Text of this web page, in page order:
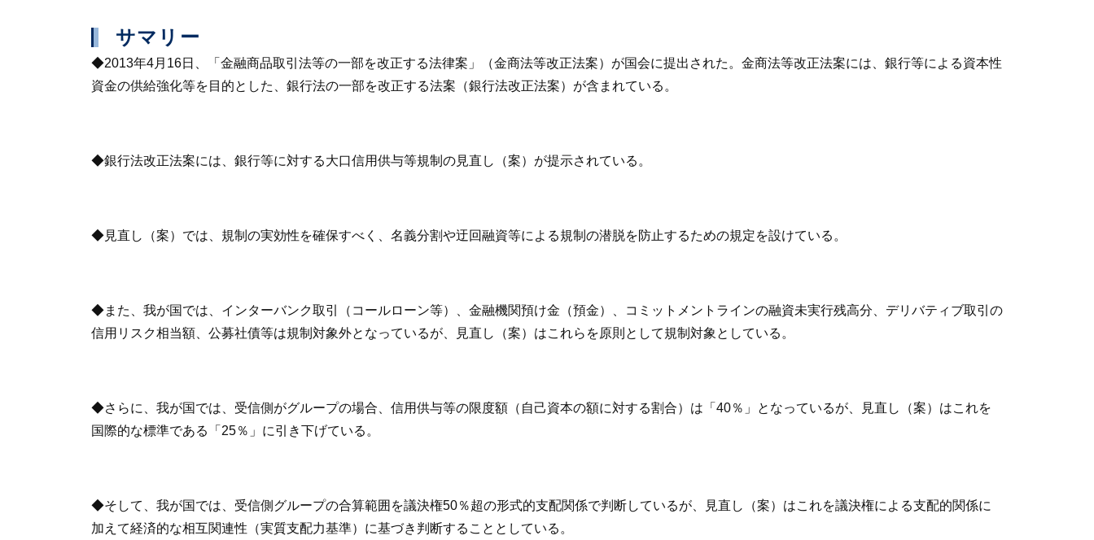
サマリー
◆2013年4月16日、「金融商品取引法等の一部を改正する法律案」（金商法等改正法案）が国会に提出された。金商法等改正法案には、銀行等による資本性
資金の供給強化等を目的とした、銀行法の一部を改正する法案（銀行法改正法案）が含まれている。
◆銀行法改正法案には、銀行等に対する大口信用供与等規制の見直し（案）が提示されている。
◆見直し（案）では、規制の実効性を確保すべく、名義分割や迂回融資等による規制の潜脱を防止するための規定を設けている。
◆また、我が国では、インターバンク取引（コールローン等）、金融機関預け金（預金）、コミットメントラインの融資未実行残高分、デリバティブ取引の
信用リスク相当額、公募社債等は規制対象外となっているが、見直し（案）はこれらを原則として規制対象としている。
◆さらに、我が国では、受信側がグループの場合、信用供与等の限度額（自己資本の額に対する割合）は「40％」となっているが、見直し（案）はこれを
国際的な標準である「25％」に引き下げている。
◆そして、我が国では、受信側グループの合算範囲を議決権50％超の形式的支配関係で判断しているが、見直し（案）はこれを議決権による支配的関係に
加えて経済的な相互関連性（実質支配力基準）に基づき判断することとしている。